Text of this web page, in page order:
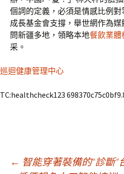
個詞的定義，必須是情感比例對
成長基金會支撐，舉世網作為
問新疆多地，領略本地餐飲業體
采。
巡迴健康管理中心
TC:healthcheck123
← 智能穿著裝備的“診斷